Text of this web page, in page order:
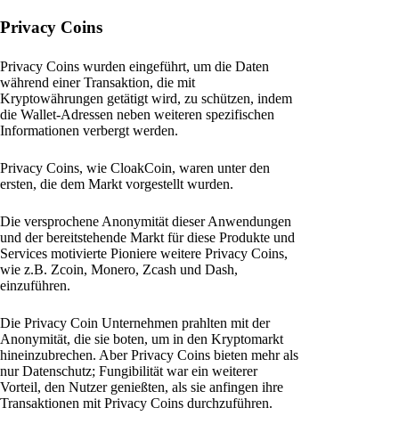
Privacy Coins
Privacy Coins wurden eingeführt, um die Daten
während einer Transaktion, die mit
Kryptowährungen getätigt wird, zu schützen, indem
die Wallet-Adressen neben weiteren spezifischen
Informationen verbergt werden.
Privacy Coins, wie CloakCoin, waren unter den
ersten, die dem Markt vorgestellt wurden.
Die versprochene Anonymität dieser Anwendungen
und der bereitstehende Markt für diese Produkte und
Services motivierte Pioniere weitere Privacy Coins,
wie z.B. Zcoin, Monero, Zcash und Dash,
einzuführen.
Die Privacy Coin Unternehmen prahlten mit der
Anonymität, die sie boten, um in den Kryptomarkt
hineinzubrechen. Aber Privacy Coins bieten mehr als
nur Datenschutz; Fungibilität war ein weiterer
Vorteil, den Nutzer genießten, als sie anfingen ihre
Transaktionen mit Privacy Coins durchzuführen.